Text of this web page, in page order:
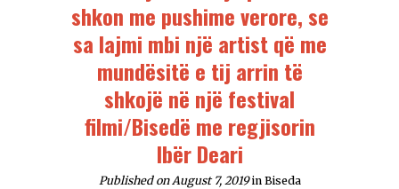
shkon me pushime verore, se
sa lajmi mbi një artist që me
mundësitë e tij arrin të
shkojë në një festival
filmi/Bisedë me regjisorin
Ibër Deari
Published on August 7, 2019 in Biseda